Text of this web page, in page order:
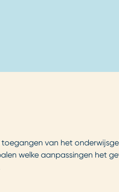
van het
welke aanpassingen het